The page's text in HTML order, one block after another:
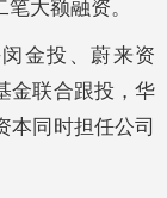
大额融资。
金投、蔚来资
金联合跟投，华
本同时担任公司